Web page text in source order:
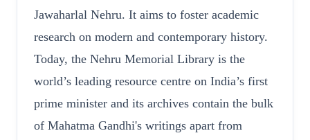
Jawaharlal Nehru. It aims to foster academic
research on modern and contemporary history.
Today, the Nehru Memorial Library is the
world’s leading resource centre on India’s first
prime minister and its archives contain the bulk
of Mahatma Gandhi's writings apart from